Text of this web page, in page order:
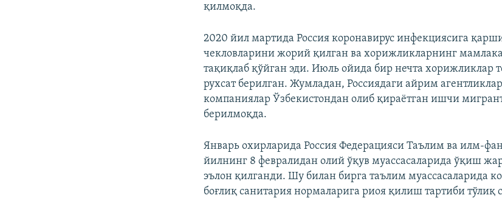
қилмоқда.
2020 йил мартида Россия коронавирус инфекциясига
чекловларини жорий қилган ва хорижликларнинг
тақиқлаб қўйган эди. Июль ойида бир нечта хорижликлар
рухсат берилган. Жумладан, Россиядаги айрим
компаниялар Ўзбекистондан олиб қираётган ишчи
берилмоқда.
Январь охирларида Россия Федерацияси Таълим ва илм-
йилнинг 8 февралидан олий ўқув муассасаларида ўқиш
эълон қилганди. Шу билан бирга таълим муассасаларида
боғлиқ санитария нормаларига риоя қилиш тартиби тўлиқ